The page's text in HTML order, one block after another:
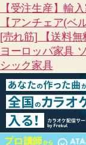
【受注生産】輸
【アンチェア(ベ
[売れ筋] 【送料
ヨーロッパ家具
シック家具